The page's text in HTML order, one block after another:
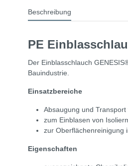
Beschreibung
PE
Der Einblasschlauch
Bauindustrie.
Einsatzbereiche
Absaugung und
zum Einblasen von
zur Oberflächenreinigung
Eigenschaften